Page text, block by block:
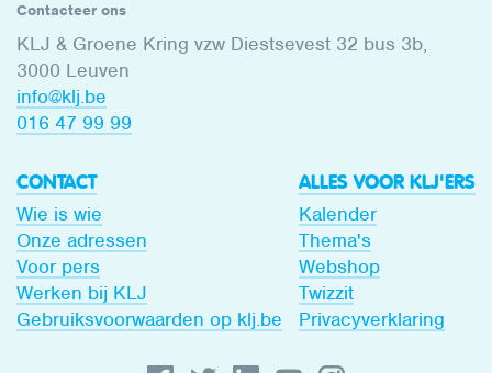
Contacteer ons
KLJ & Groene Kring vzw Diestsevest 32 bus 3b,
3000 Leuven
info@klj.be​
016 47 99 99
CONTACT
Wie is wie
Onze adressen
Voor pers
Werken bij KLJ
Gebruiksvoorwaarden op klj.be
ALLES VOOR KLJ'ERS
Kalender
Thema's
Webshop
Twizzit
Privacyverklaring